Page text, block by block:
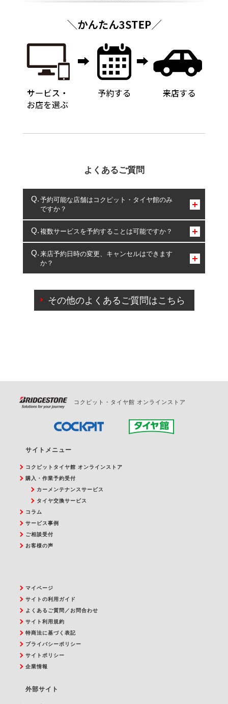
よくあるご質問
予約可能な店舗はコクピット・タイヤ館のみ
ですか？
コクピット・タイヤ館のみとなります。
複数サービスを予約することは可能ですか？
複数サービスのご予約は可能です。
一部の商品・サービスの組み合わせに限り、同時にご予約が
出来ないものもございます。
来店予約日時の変更、キャンセルはできます
か？
ご来店予約日の3営業日前を過ぎている場合のご予約
の日時変更につきましては、直接ご予約の店舗まで
その他のよくあるご質問はこちら
コクピット・タイヤ館 オンラインストア
サイトメニュー
コクピットタイヤ館 オンラインストア
購入・作業予約受付
カーメンテナンスサービス
タイヤ交換サービス
コラム
サービス事例
ご相談受付
お客様の声
マイページ
サイトの利用ガイド
よくあるご質問／お問合わせ
サイト利用規約
特商法に基づく表記
プライバシーポリシー
サイトポリシー
企業情報
外部サイト